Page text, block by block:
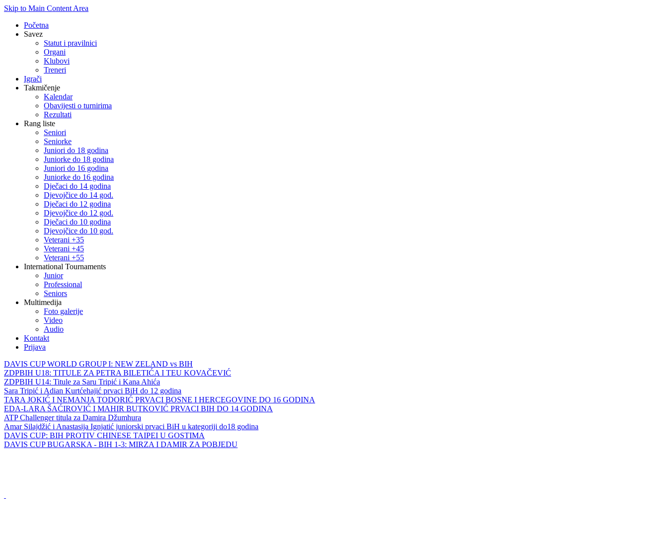
Skip to Main Content Area
Početna
Savez
Statut i pravilnici
Organi
Klubovi
Treneri
Igrači
Takmičenje
Kalendar
Obavijesti o turnirima
Rezultati
Rang liste
Seniori
Seniorke
Juniori do 18 godina
Juniorke do 18 godina
Juniori do 16 godina
Juniorke do 16 godina
Dječaci do 14 godina
Djevojčice do 14 god.
Dječaci do 12 godina
Djevojčice do 12 god.
Dječaci do 10 godina
Djevojčice do 10 god.
Veterani +35
Veterani +45
Veterani +55
International Tournaments
Junior
Professional
Seniors
Multimedija
Foto galerije
Video
Audio
Kontakt
Prijava
DAVIS CUP WORLD GROUP I: NEW ZELAND vs BIH
ZDPBIH U18: TITULE ZA PETRA BILETIĆA I TEU KOVAČEVIĆ
ZDPBIH U14: Titule za Saru Tripić i Kana Ahića
Sara Tripić i Adian Kurtćehajić prvaci BiH do 12 godina
TARA JOKIĆ I NEMANJA TODORIĆ PRVACI BOSNE I HERCEGOVINE DO 16 GODINA
EDA-LARA ŠAĆIROVIĆ I MAHIR BUTKOVIĆ PRVACI BIH DO 14 GODINA
ATP Challenger titula za Damira Džumhura
Amar Silajdžić i Anastasija Ignjatić juniorski prvaci BiH u kategoriji do18 godina
DAVIS CUP: BIH PROTIV CHINESE TAIPEI U GOSTIMA
DAVIS CUP BUGARSKA - BIH 1-3: MIRZA I DAMIR ZA POBJEDU